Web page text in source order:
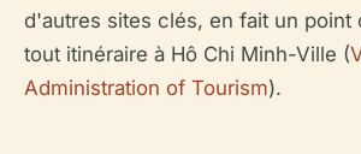
d'autres sites clés, en fait un point
tout itinéraire à Hô Chi Minh-Ville (
Administration of Tourism).